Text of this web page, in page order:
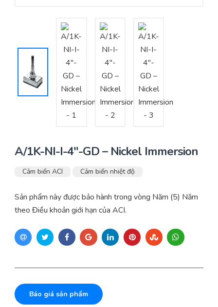
Tư vấn – Thiết kế – Cung cấp thiết bị HVAC
Tư vấn thiết kế, thi công tủ điều khiển
Thi công – Lắp đặt hệ thống HVAC
A/1K-NI-I-4″-GD – Nickel Immersion
Cảm biến ACI Cảm biến nhiệt độ
Sản phẩm này được bảo hành trong vòng Năm (5) Năm
theo Điều khoản giới hạn của ACI.
Báo giá sản phẩm